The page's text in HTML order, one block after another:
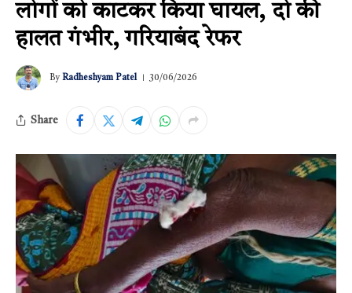
लोगों को काटकर किया घायल, दो की
हालत गंभीर, गरियाबंद रेफर
By Radheshyam Patel 30/06/2026
Share